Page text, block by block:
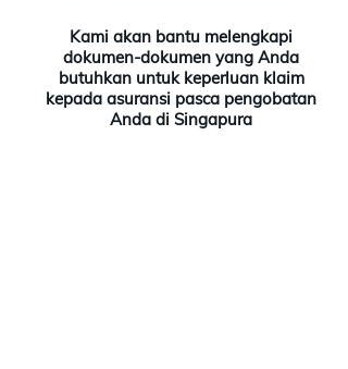
Kami akan bantu melengkapi
dokumen-dokumen yang Anda
butuhkan untuk keperluan klaim
kepada asuransi pasca pengobatan
Anda di Singapura